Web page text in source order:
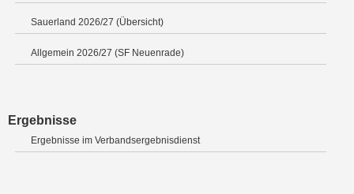
Sauerland 2026/27 (Übersicht)
Allgemein 2026/27 (SF Neuenrade)
Ergebnisse
Ergebnisse im Verbandsergebnisdienst